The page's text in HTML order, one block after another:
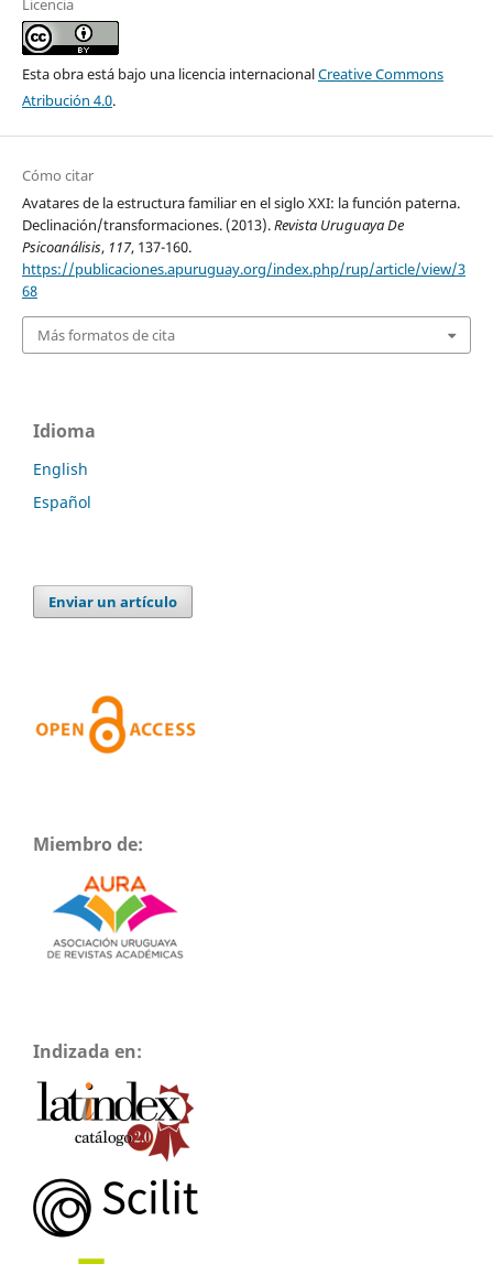
Esta obra está bajo una licencia internacionalCreative Commons
Atribución 4.0.
Cómo citar
Avatares de la estructura familiar en el siglo XXI: la función paterna.
Declinación/transformaciones. (2013).Revista Uruguaya De
Psicoanálisis, 117, 137-160.
https://publicaciones.apuruguay.org/index.php/rup/article/view/3
68
Más formatos de cita
Idioma
English
Español
Enviar un artículo
Miembro de:
Indizada en: